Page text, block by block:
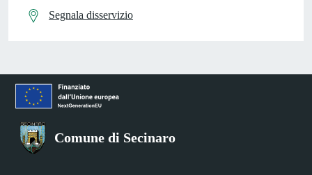
Segnala disservizio
Comune di Secinaro